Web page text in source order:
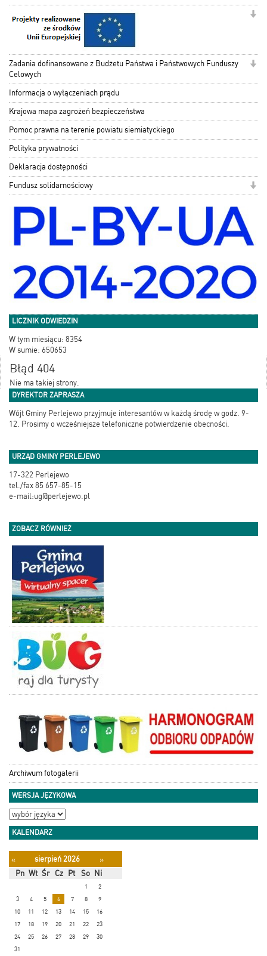
Zadania dofinansowane z Budżetu Państwa i Państwowych Funduszy
Celowych
Informacja o wyłączeniach prądu
Krajowa mapa zagrożeń bezpieczeństwa
Pomoc prawna na terenie powiatu siemiatyckiego
Polityka prywatności
Deklaracja dostępności
Fundusz solidarnościowy
LICZNIK ODWIEDZIN
W tym miesiącu: 8354
W sumie: 650653
Błąd 404
Nie ma takiej strony.
DYREKTOR ZAPRASZA
Wójt Gminy Perlejewo przyjmuje interesantów w każdą środę w godz. 9-
12. Prosimy o wcześniejsze telefoniczne potwierdzenie obecności.
URZĄD GMINY PERLEJEWO
17-322 Perlejewo
tel./fax 85 657-85-15
e-mail:ug@perlejewo.pl
ZOBACZ RÓWNIEŻ
Archiwum fotogalerii
WERSJA JĘZYKOWA
KALENDARZ
« sierpień 2026
»
Pn Wt Śr Cz Pt So Ni
1
2
3
4 5 6 7 8
9
10
11 12 13 14 15
16
17
18 19 20 21 22
23
24
25 26 27 28 29
30
31